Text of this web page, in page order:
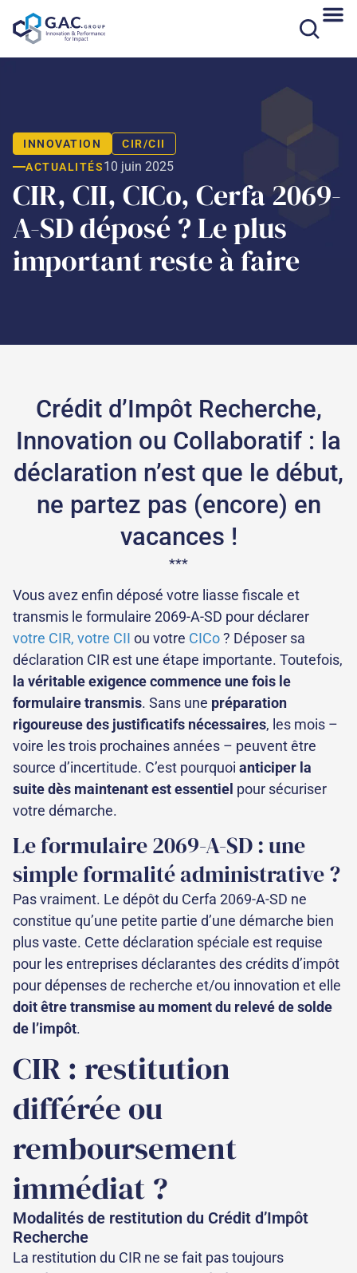
au
INNOVATION
CIR/CII
ACTUALITÉS10 juin 2025
CIR, CII, CICo, Cerfa 2069-
A-SD déposé ? Le plus
important reste à faire
Crédit d’Impôt Recherche,
Innovation ou Collaboratif : la
déclaration n’est que le début,
ne partez pas (encore) en
vacances !
***
Vous avez enfin déposé votre liasse fiscale et
transmis le formulaire 2069-A-SD pour déclarer
votre CIR, votre CII ou votre CICo? Déposer sa
déclaration CIR est une étape importante. Toutefois,
la véritable exigence commence une fois le
formulaire transmis. Sans une préparation
rigoureuse des justificatifs nécessaires, les mois –
voire les trois prochaines années – peuvent être
source d’incertitude. C’est pourquoi anticiper la
suite dès maintenant est essentiel pour sécuriser
votre démarche.
Le formulaire 2069-A-SD : une
simple formalité administrative ?
Pas vraiment. Le dépôt du Cerfa 2069-A-SD ne
constitue qu’une petite partie d’une démarche bien
plus vaste. Cette déclaration spéciale est requise
pour les entreprises déclarantes des crédits d’impôt
pour dépenses de recherche et/ou innovation et elle
doit être transmise au moment du relevé de solde
de l’impôt.
CIR : restitution
différée ou
remboursement
immédiat ?
Modalités de restitution du Crédit d’Impôt
Recherche
La restitution du CIR ne se fait pas toujours